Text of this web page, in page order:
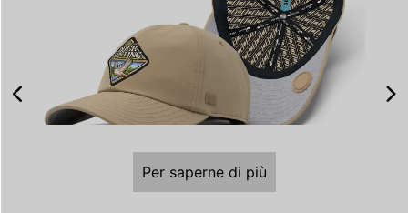
Per saperne di più